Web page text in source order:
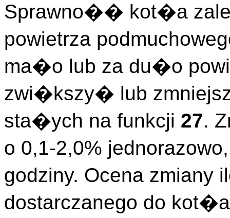
Sprawno�� kot�a
powietrza
ma�o lub za du�o
zwi�kszy� lub
sta�ych na funkcji 27.
o 0,1-2,0%
godziny. Ocena zmiany
dostarczanego do